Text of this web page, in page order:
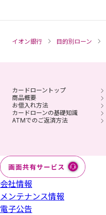
イオン銀行 目的別ローン
カードローントップ
商品概要
お借入れ方法
カードローンの基礎知識
ATMでのご返済方法
会社情報
メンテナンス情報
電子公告